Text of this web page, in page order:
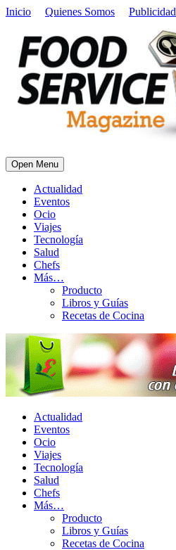
Inicio Quienes Somos Publicidad
Open Menu
Actualidad
Eventos
Ocio
Viajes
Tecnología
Salud
Chefs
Más…
Producto
Libros y Guías
Recetas de Cocina
Actualidad
Eventos
Ocio
Viajes
Tecnología
Salud
Chefs
Más…
Producto
Libros y Guías
Recetas de Cocina